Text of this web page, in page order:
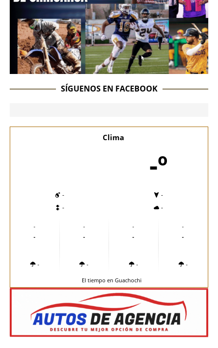
SÍGUENOS EN FACEBOOK
Clima
-º
-
-
-
-
-
-
-
-
-
-
-
-
-
-
-
-
El tiempo en Guachochi